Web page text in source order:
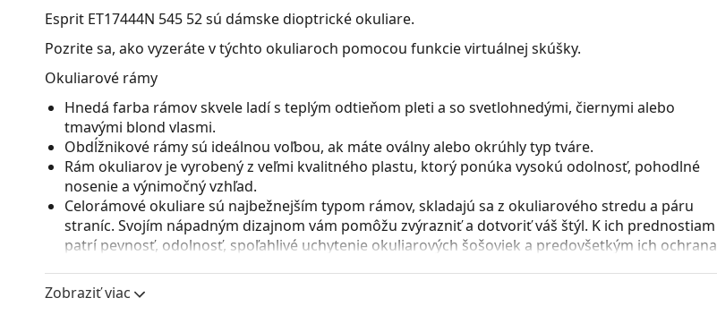
Esprit ET17444N 545 52sú dámske dioptrické okuliare.
Pozrite sa, ako vyzeráte v týchto okuliaroch pomocou funkcie virtuálnej skúšky.
Okuliarové rámy
Hnedá farba rámov skvele ladí s teplým odtieňom pleti a so svetlohnedými, čiernymi alebo
tmavými blond vlasmi.
Obdĺžnikové rámy sú ideálnou voľbou, ak máte oválny alebo okrúhly typ tváre.
Rám okuliarov je vyrobený z veľmi kvalitného plastu, ktorý ponúka vysokú odolnosť, pohodlné
nosenie a výnimočný vzhľad.
Celorámové okuliare sú najbežnejším typom rámov, skladajú sa z okuliarového stredu a páru
straníc. Svojím nápadným dizajnom vám pomôžu zvýrazniť a dotvoriť váš štýl. K ich prednostiam
patrí pevnosť, odolnosť, spoľahlivé uchytenie okuliarových šošoviek a predovšetkým ich ochrana
s vyššou optickou mohutnosťou.
Zobraziť viac